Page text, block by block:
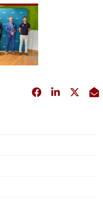
Facebook
opens in new
Linkedin
opens in
X